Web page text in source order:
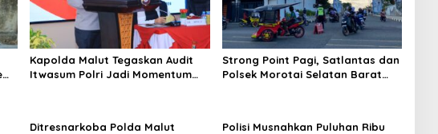
Kapolda Malut Tegaskan Audit
Itwasum Polri Jadi Momentum
Strong Point Pagi, Satlantas dan
Polsek Morotai Selatan Barat
Ditresnarkoba Polda Malut Polisi Musnahkan Puluhan Ribu